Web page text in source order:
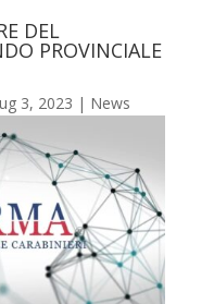
DEL
PROVINCIALE
3, 2023 | News